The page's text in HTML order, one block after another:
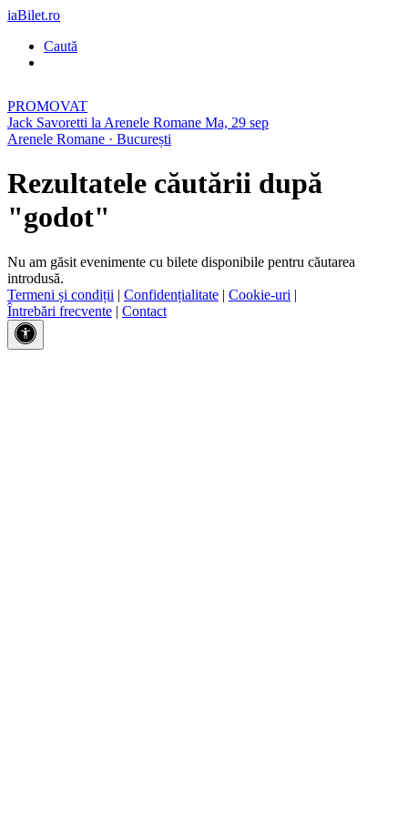
iaBilet.ro
Caută
PROMOVAT
Jack Savoretti la Arenele Romane Ma, 29 sep
Arenele Romane · București
Rezultatele căutării după
"godot"
Nu am găsit evenimente cu bilete disponibile pentru căutarea
introdusă.
Termeni și condiții | Confidențialitate | Cookie-uri |
Întrebări frecvente | Contact